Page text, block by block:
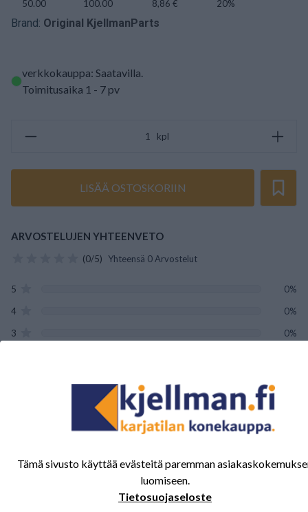
50.00 100.00 8,86 € 20%
Brand: Original KjellmanParts
verkkokauppa: Saatavilla.
Toimitusaika 1 - 7 pv
kpl
LISÄÄ OSTOSKORIIN
ARVOSTELUJEN YHTEENVETO
(0/5) Yhteensä 0 Arvostelut
5
0%
4
0%
3
0%
Tälle tuotteelle ei ole vielä arvioita. Kirjaudu sisään ja
Tämä sivusto käyttää evästeitä paremman
luomiseen.
Tietosuojaseloste